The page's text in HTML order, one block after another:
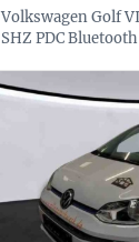
Volkswagen Golf
SHZ PDC Bluetooth